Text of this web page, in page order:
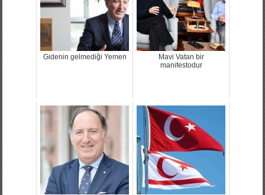
Gidenin gelmediği Yemen
Mavi Vatan bir
manifestodur